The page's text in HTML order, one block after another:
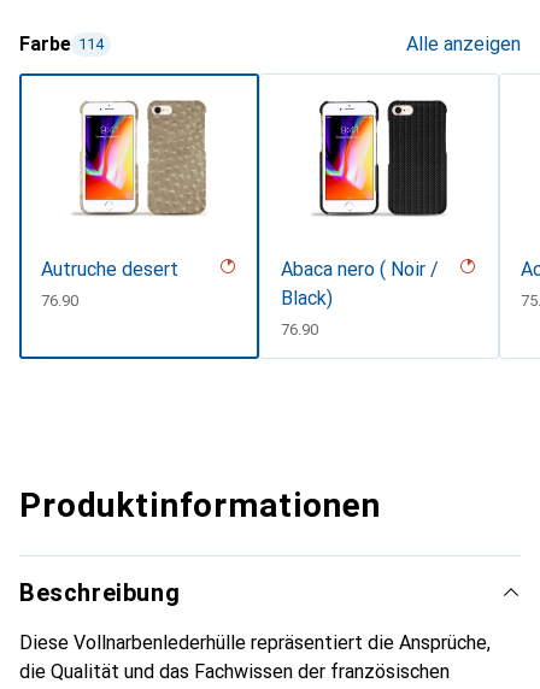
Farbe 114 Alle anzeigen
Autruche desert
CHF
76.90
Abaca nero ( Noir /
Black)
CHF
76.90
Produktinformationen
Beschreibung
Diese Vollnarbenlederhülle repräsentiert die Ansprüche,
die Qualität und das Fachwissen der französischen